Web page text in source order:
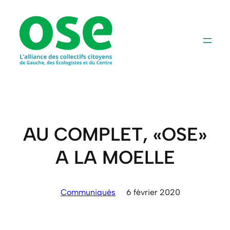
contenu
AU COMPLET, «OSE»
A LA MOELLE
Communiqués 6 février 2020